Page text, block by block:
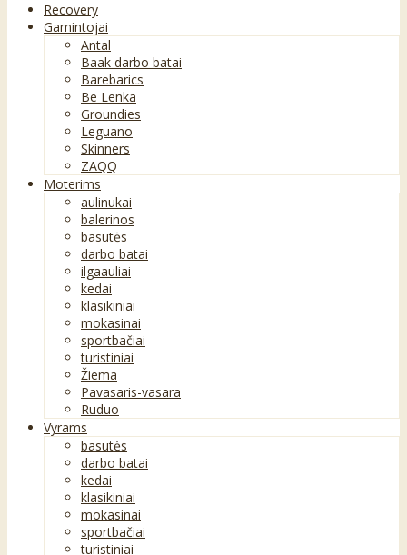
Recovery
Gamintojai
Antal
Baak darbo batai
Barebarics
Be Lenka
Groundies
Leguano
Skinners
ZAQQ
Moterims
aulinukai
balerinos
basutės
darbo batai
ilgaauliai
kedai
klasikiniai
mokasinai
sportbačiai
turistiniai
Žiema
Pavasaris-vasara
Ruduo
Vyrams
basutės
darbo batai
kedai
klasikiniai
mokasinai
sportbačiai
turistiniai